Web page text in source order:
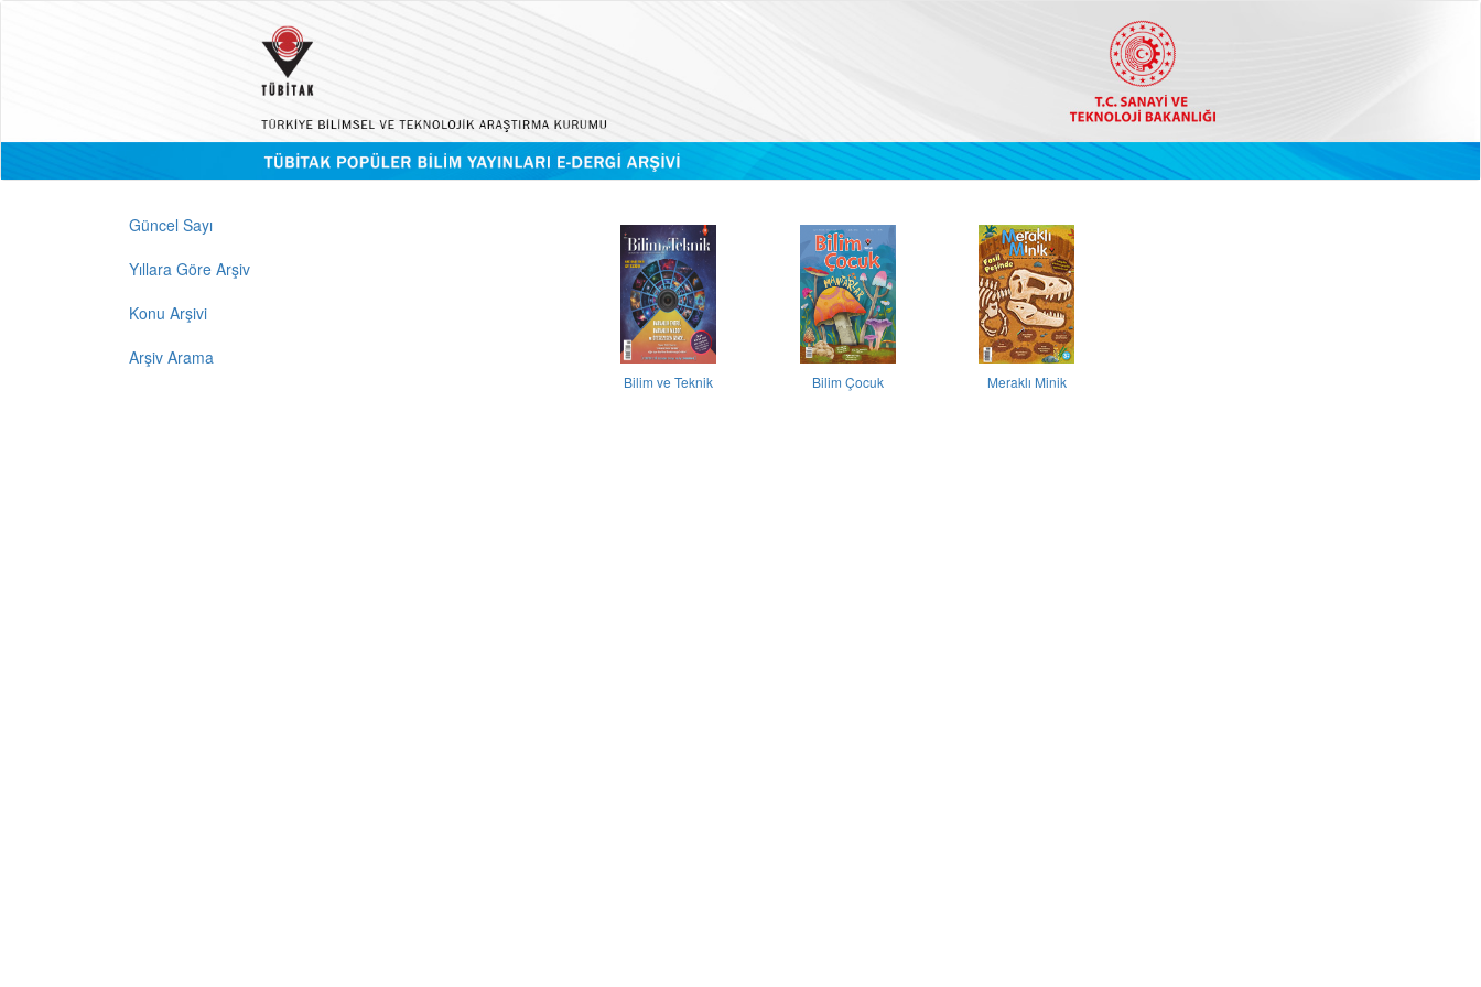
Güncel Sayı
Yıllara Göre Arşiv
Konu Arşivi
Arşiv Arama
Bilim ve Teknik Bilim Çocuk Meraklı Minik